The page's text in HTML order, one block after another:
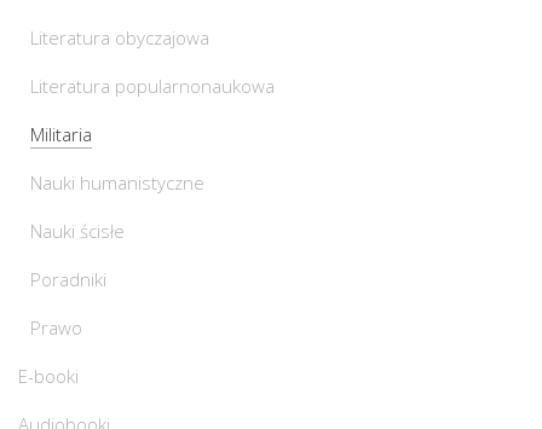
Literatura obyczajowa
Literatura popularnonaukowa
Militaria
Nauki humanistyczne
Nauki ścisłe
Poradniki
Prawo
E-booki